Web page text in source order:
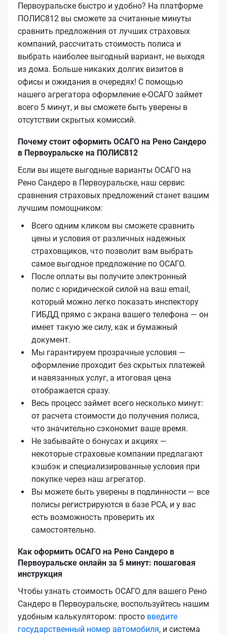
Первоуральске быстро и удобно? На платформе
ПОЛИС812 вы сможете за считанные минуты
сравнить предложения от лучших страховых
компаний, рассчитать стоимость полиса и
выбрать наиболее выгодный вариант, не выходя
из дома. Больше никаких долгих визитов в
офисы и ожидания в очередях! С помощью
нашего агрегатора оформление е-ОСАГО займет
всего 5 минут, и вы сможете быть уверены в
отсутствии скрытых комиссий.
Почему стоит оформить ОСАГО на Рено Сандеро
в Первоуральске на ПОЛИС812
Если вы ищете выгодные варианты ОСАГО на
Рено Сандеро в Первоуральске, наш сервис
сравнения страховых предложений станет вашим
лучшим помощником:
Всего одним кликом вы сможете сравнить
цены и условия от различных надежных
страховщиков, что позволит вам выбрать
самое выгодное предложение по ОСАГО.
После оплаты вы получите электронный
полис с юридической силой на ваш email,
который можно легко показать инспектору
ГИБДД прямо с экрана вашего телефона — он
имеет такую же силу, как и бумажный
документ.
Мы гарантируем прозрачные условия —
оформление проходит без скрытых платежей
и навязанных услуг, а итоговая цена
отображается сразу.
Весь процесс займет всего несколько минут:
от расчета стоимости до получения полиса,
что значительно сэкономит ваше время.
Не забывайте о бонусах и акциях —
некоторые страховые компании предлагают
кэшбэк и специализированные условия при
покупке через наш агрегатор.
Вы можете быть уверены в подлинности — все
полисы регистрируются в базе РСА, и у вас
есть возможность проверить их
самостоятельно.
Как оформить ОСАГО на Рено Сандеро в
Первоуральске онлайн за 5 минут: пошаговая
инструкция
Чтобы узнать стоимость ОСАГО для вашего Рено
Сандеро в Первоуральске, воспользуйтесь нашим
удобным калькулятором: просто введите
государственный номер автомобиля, и система